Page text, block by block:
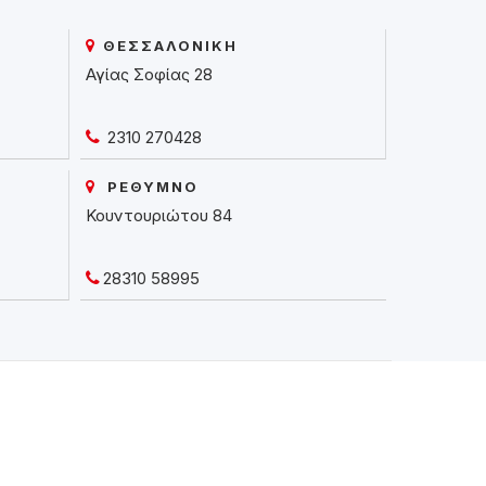
ΘΕΣΣΑΛΟΝΙΚΗ
Αγίας Σοφίας 28
2310 270428
ΡΕΘΥΜΝΟ
Κουντουριώτου 84
28310 58995